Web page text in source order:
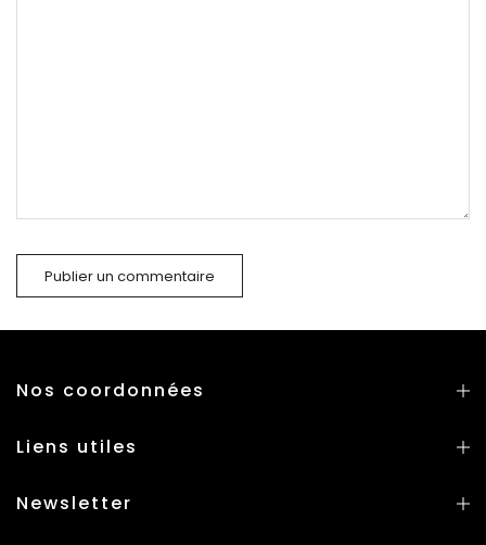
Nos coordonnées
Liens utiles
Newsletter